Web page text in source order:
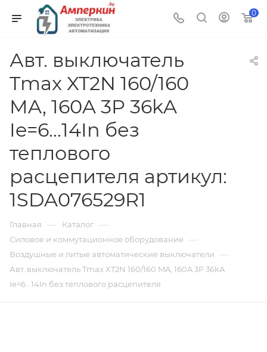
0
Авт. выключатель
Tmax XT2N 160/160
MA, 160A 3P 36kA
Ie=6...14In без
теплового
расцепителя артикул:
1SDA076529R1
Главная — Каталог —
Силовое и коммутационное оборудование —
Воздушные и литые автоматические выключатели —
Авт. выключатель Tmax XT2N 160/160 MA, 160A 3P 36kA
Ie=6...14In без теплового расцепителя